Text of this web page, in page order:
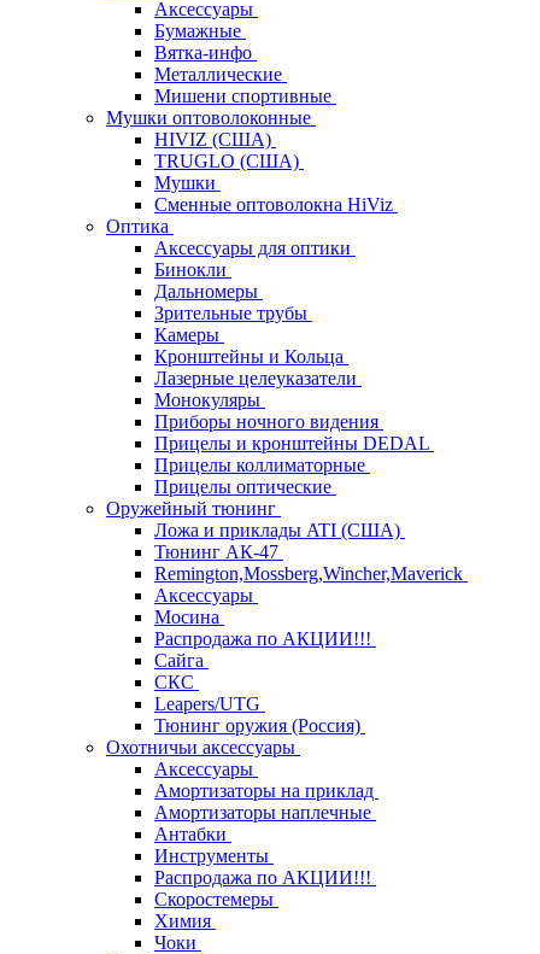
Аксессуары
Бумажные
Вятка-инфо
Металлические
Мишени спортивные
Мушки оптоволоконные
HIVIZ (США)
TRUGLO (США)
Мушки
Сменные оптоволокна HiViz
Оптика
Аксессуары для оптики
Бинокли
Дальномеры
Зрительные трубы
Камеры
Кронштейны и Кольца
Лазерные целеуказатели
Монокуляры
Приборы ночного видения
Прицелы и кронштейны DEDAL
Прицелы коллиматорные
Прицелы оптические
Оружейный тюнинг
Ложа и приклады ATI (США)
Тюнинг АК-47
Remington,Mossberg,Wincher,Maverick
Аксессуары
Мосина
Распродажа по АКЦИИ!!!
Сайга
СКС
Leapers/UTG
Тюнинг оружия (Россия)
Охотничьи аксессуары
Аксессуары
Амортизаторы на приклад
Амортизаторы наплечные
Антабки
Инструменты
Распродажа по АКЦИИ!!!
Скоростемеры
Химия
Чоки